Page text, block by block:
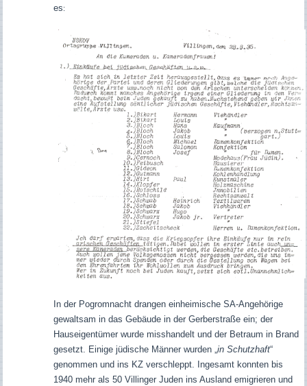
es:
In der Pogromnacht drangen einheimische SA-Angehörige
gewaltsam in das Gebäude in der Gerberstraße ein; der
Hauseigentümer wurde misshandelt und der Betraum in Brand
gesetzt. Einige jüdische Männer wurden „in Schutzhaft“
genommen und ins KZ verschleppt. Ingesamt konnten bis
1940 mehr als 50 Villinger Juden ins Ausland emigrieren und